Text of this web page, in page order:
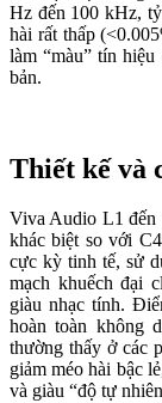
Hz đến 100 kHz,
hài rất thấp
làm “màu” tín
bản.
Thiết kế và
Viva Audio L1 đến
khác biệt so với
cực kỳ tinh tế, sử
mạch khuếch đại
giàu nhạc tính.
hoàn toàn không
thường thấy ở các
giảm méo hài bậc
và giàu “độ tự